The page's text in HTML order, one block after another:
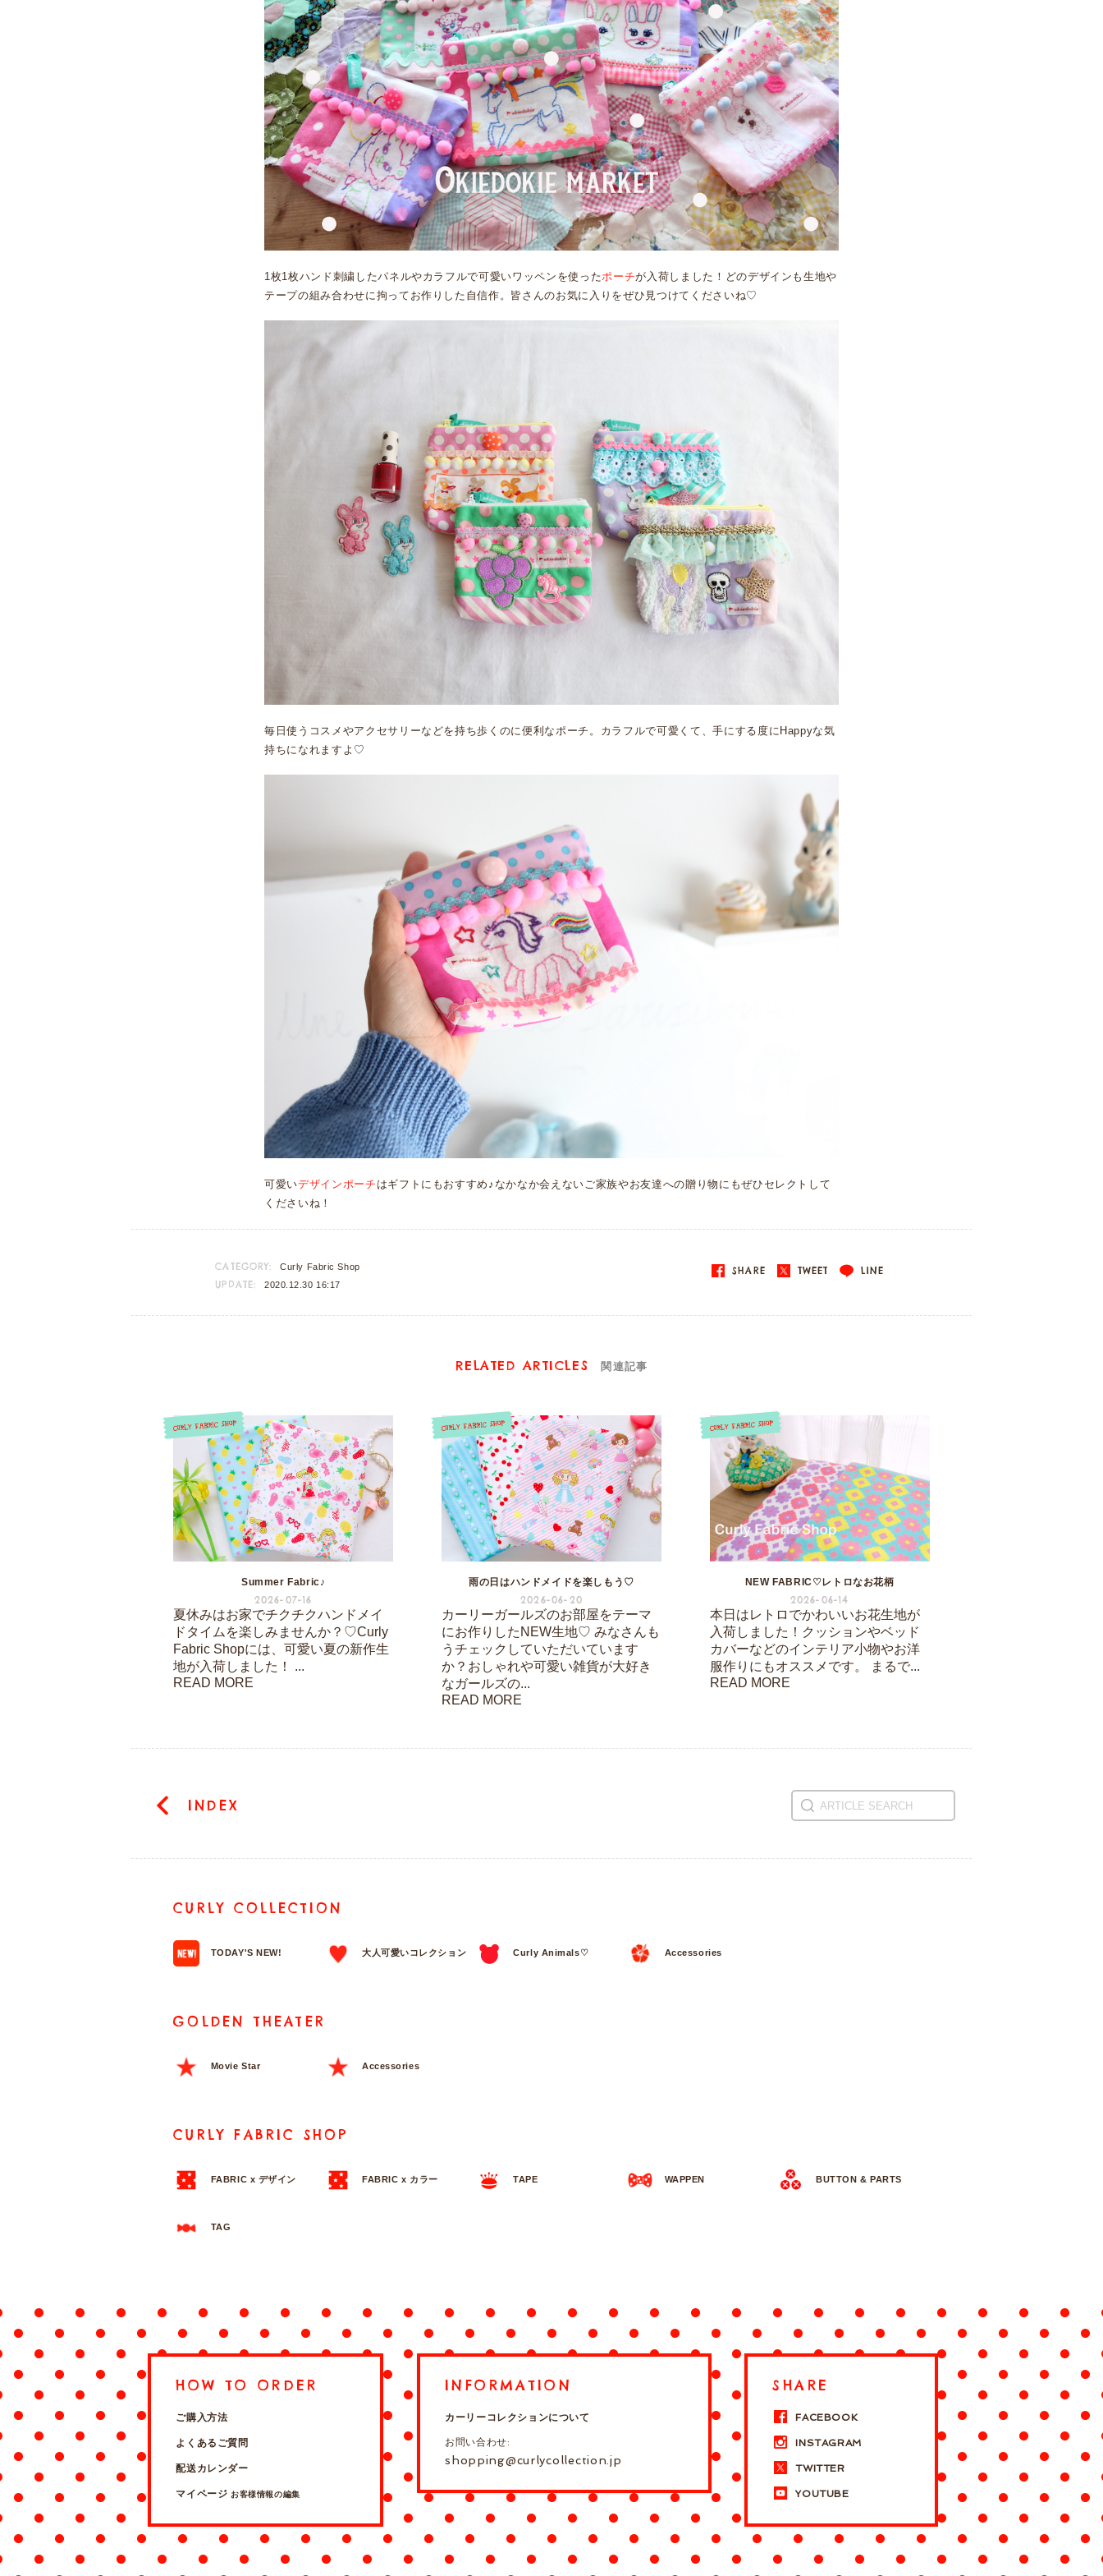
1枚1枚ハンド刺繍したパネルやカラフルで可愛いワッペンを使ったポーチが入荷しました！どのデザインも生地や
テープの組み合わせに拘ってお作りした自信作。皆さんのお気に入りをぜひ見つけてくださいね♡
毎日使うコスメやアクセサリーなどを持ち歩くのに便利なポーチ。カラフルで可愛くて、手にする度にHappyな気
持ちになれますよ♡
可愛いデザインポーチ はギフトにもおすすめ♪なかなか会えないご家族やお友達への贈り物にもぜひセレクトして
くださいね！
CATEGORY: Curly Fabric Shop
UPDATE: 2020.12.30 16:17
SHARE TWEET LINE
RELATED ARTICLES 関連記事
Summer Fabric♪
2026-07-16
夏休みはお家でチクチクハンドメイ
ドタイムを楽しみませんか？♡Curly
Fabric Shopには、可愛い夏の新作生
地が入荷しました！ ...
READ MORE
雨の日はハンドメイドを楽しもう♡
2026-06-20
カーリーガールズのお部屋をテーマ
にお作りしたNEW生地♡ みなさんも
うチェックしていただいています
か？おしゃれや可愛い雑貨が大好き
なガールズの...
READ MORE
NEW FABRIC♡レトロなお花柄
2026-06-14
本日はレトロでかわいいお花生地が
入荷しました！クッションやベッド
カバーなどのインテリア小物やお洋
服作りにもオススメです。 まるで...
READ MORE
INDEX
CURLY COLLECTION
TODAY'S NEW! 大人可愛いコレクション Curly Animals♡ Accessories
GOLDEN THEATER
Movie Star Accessories
CURLY FABRIC SHOP
FABRIC x デザイン FABRIC x カラー TAPE WAPPEN BUTTON & PARTS
TAG
HOW TO ORDER
ご購入方法
よくあるご質問
配送カレンダー
マイページお客様情報の編集
INFORMATION
カーリーコレクションについて
お問い合わせ:
shopping@curlycollection.jp
SHARE
FACEBOOK
INSTAGRAM
TWITTER
YOUTUBE